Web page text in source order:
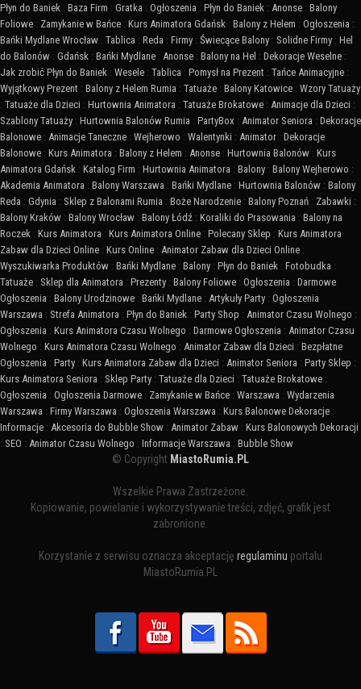
Płyn do Baniek : Baza Firm : Gratka : Ogłoszenia : Płyn do Baniek : Anonse : Balony
Foliowe : Zamykanie w Bańce : Kurs Animatora Gdańsk : Balony z Helem : Ogłoszenia :
Bańki Mydlane Wrocław : Tablica : Reda : Firmy : Świecące Balony : Solidne Firmy : Hel
do Balonów : Gdańsk : Bańki Mydlane : Anonse : Balony na Hel : Dekoracje Weselne :
Jak zrobić Płyn do Baniek : Wesele : Tablica : Pomysł na Prezent : Tańce Animacyjne :
Wyjątkowy Prezent : Balony z Helem Rumia : Tatuaże : Balony Katowice : Wzory Tatuaży
: Tatuaże dla Dzieci : Hurtownia Animatora : Tatuaże Brokatowe : Animacje dla Dzieci :
Szablony Tatuaży : Hurtownia Balonów Rumia : PartyBox : Animator Seniora : Dekoracje
Balonowe : Animacje Taneczne : Wejherowo : Walentynki : Animator : Dekoracje
Balonowe : Kurs Animatora : Balony z Helem : Anonse : Hurtownia Balonów : Kurs
Animatora Gdańsk : Katalog Firm : Hurtownia Animatora : Balony : Balony Wejherowo :
Akademia Animatora : Balony Warszawa : Bańki Mydlane : Hurtownia Balonów : Balony
Reda : Gdynia : Sklep z Balonami Rumia : Boże Narodzenie : Balony Poznań : Zabawki :
Balony Kraków : Balony Wrocław : Balony Łódź : Koraliki do Prasowania : Balony na
Roczek : Kurs Animatora : Kurs Animatora Online : Polecany Sklep : Kurs Animatora
Zabaw dla Dzieci Online : Kurs Online : Animator Zabaw dla Dzieci Online :
Wyszukiwarka Produktów : Bańki Mydlane : Balony : Płyn do Baniek : Fotobudka :
Tatuaże : Sklep dla Animatora : Prezenty : Balony Foliowe : Ogłoszenia : Darmowe
Ogłoszenia : Balony Urodzinowe : Bańki Mydlane : Artykuły Party : Ogłoszenia
Warszawa : Strefa Animatora : Płyn do Baniek : Party Shop : Animator Czasu Wolnego :
Ogłoszenia : Kurs Animatora Czasu Wolnego : Darmowe Ogłoszenia : Animator Czasu
Wolnego : Kurs Animatora Czasu Wolnego : Animator Zabaw dla Dzieci : Bezpłatne
Ogłoszenia : Party : Kurs Animatora Zabaw dla Dzieci : Animator Seniora : Party Sklep :
Kurs Animatora Seniora : Sklep Party : Tatuaże dla Dzieci : Tatuaże Brokatowe :
Ogłoszenia : Ogłoszenia Darmowe : Zamykanie w Bańce : Warszawa : Wydarzenia
Warszawa : Firmy Warszawa : Ogłoszenia Warszawa : Kurs Balonowe Dekoracje :
Informacje : Akcesoria do Bubble Show : Animator Zabaw : Kurs Balonowych Dekoracji
: SEO : Animator Czasu Wolnego : Informacje Warszawa : Bubble Show
© Copyright MiastoRumia.PL
Wszelkie Prawa Zastrzeżone.
Kopiowanie, powielanie i wykorzystywanie treści, zdjęć, grafik jest
zabronione.
Korzystanie z serwisu oznacza akceptację regulaminu portalu
MiastoRumia.PL